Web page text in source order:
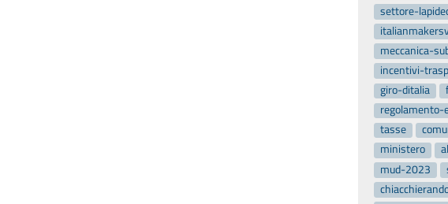
settore-
meccanica-
incentivi-
giro-ditalia
regolamento-
tasse
ministero
mud-2023